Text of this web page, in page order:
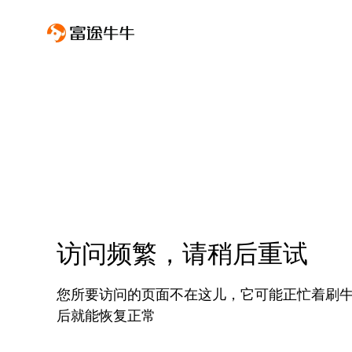
访问频繁，请稍后重试
您所要访问的页面不在这儿，它可能正忙着刷
后就能恢复正常